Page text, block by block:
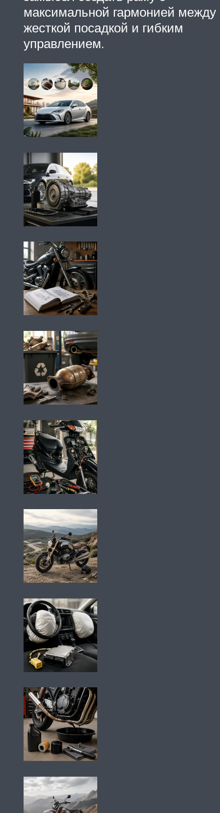
максимальной гармонией между
жесткой посадкой и гибким
управлением.